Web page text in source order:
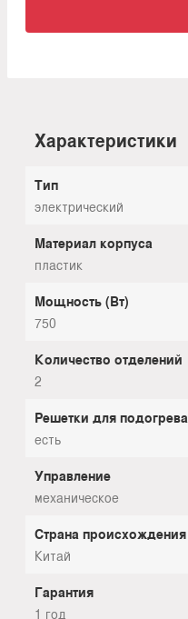
Характеристики
Тип
электрический
Материал корпуса
пластик
Мощность (Вт)
750
Количество отделений
2
Решетки для подогрева
есть
Управление
механическое
Страна происхождения
Китай
Гарантия
1 год